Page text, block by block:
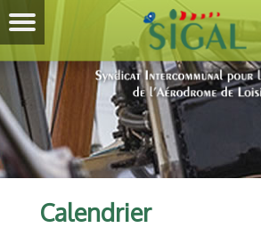
Calendrier